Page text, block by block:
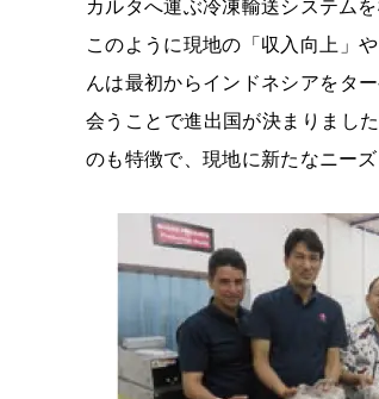
このように現地の「収入向上」
んは最初からインドネシアをタ
会うことで進出国が決まりまし
のも特徴で、現地に新たなニー